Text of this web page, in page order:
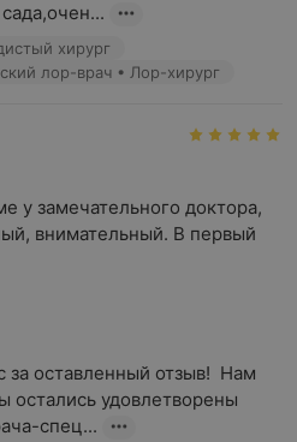
хирург
лор-врач • Лор-хирург
у замечательного доктора,
внимательный. В первый
за оставленный отзыв!  Нам
остались удовлетворены
спец...